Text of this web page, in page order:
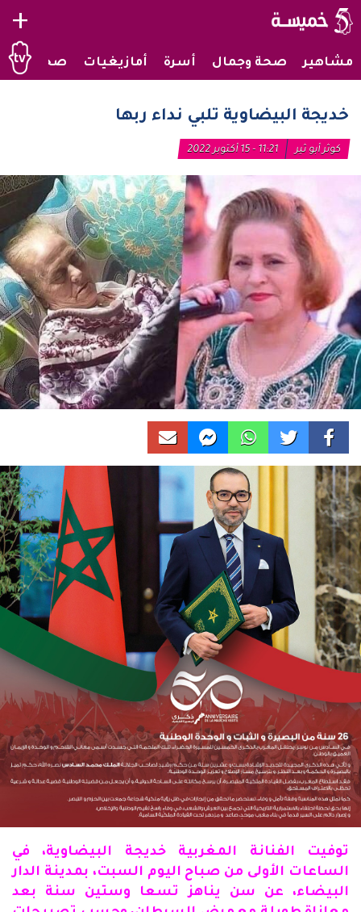
+
مشاهير صحة وجمال أسرة أمازيغيات صحراويات
خديجة البيضاوية تلبي نداء ربها
كوثر أبو ثير 11:21 - 15 أكتوبر 2022
توفيت الفنانة المغربية خديجة البيضاوية، في
الساعات الأولى من صباح اليوم السبت، بمدينة الدار
البيضاء، عن سن يناهز تسعا وستين سنة بعد